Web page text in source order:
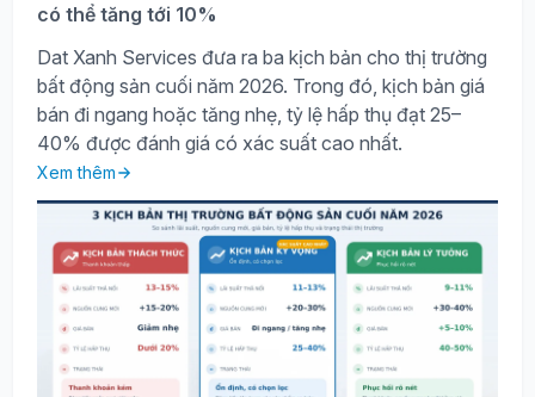
có thể tăng tới 10%
Dat Xanh Services đưa ra ba kịch bản cho thị trường
bất động sản cuối năm 2026. Trong đó, kịch bản giá
bán đi ngang hoặc tăng nhẹ, tỷ lệ hấp thụ đạt 25–
40% được đánh giá có xác suất cao nhất.
Xem thêm